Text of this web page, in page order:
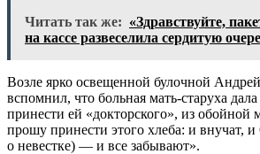
Читать так же: «Здравствуйте,
на кассе развеселила сердитую
Возле ярко освещенной булочной
вспомнил, что больная мать-старуха
принести ей «докторского», из обойной
прошу принести этого хлеба: и внучат,
о невестке) — и все забывают».